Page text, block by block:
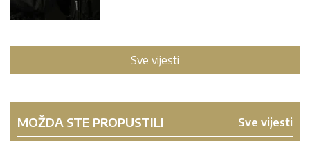
Sve vijesti
MOŽDA STE PROPUSTILI Sve vijesti